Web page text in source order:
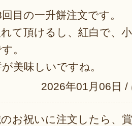
目の一升餅注文です。
て頂けるし、紅白で、
。
美味しいですね。
2026年01月06日 /
お祝いに注文したら、